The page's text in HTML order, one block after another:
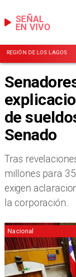
EN VIVO
SEÑAL
REGIÓN DE LOS LAGOS
de
Senado
​Tras
millones para
exigen
la corporación.
Nacional